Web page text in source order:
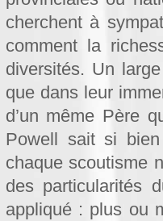
cherchent à
comment la
diversités. Un
que dans leur
d’un même Père
Powell sait si
chaque scoutisme
des particularités
appliqué : plus ou